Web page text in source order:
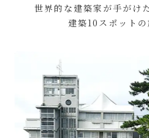
世界的な建築家が手がけ
建築10スポットの